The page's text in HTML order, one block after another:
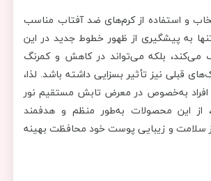
و استفاده از کرم‌های ضد آفتاب مناسب
به پیشگیری از ظهور خطوط جدید در این
بلکه می‌تواند در کاهش و کمرنگ
قبلی نیز تأثیر بسزایی داشته باشد. لذا،
به‌خصوص در معرض تابش مستقیم نور
از این محصولات به‌طور منظم و هدفمند
از سلامت و زیبایی پوست خود محافظت بهینه